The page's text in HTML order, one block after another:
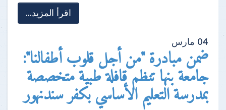
اقرأ المزيد...
04 مارس
ضمن مبادرة "من أجل قلوب أطفالنا":
جامعة بنها تنظم قافلة طبية متخصصة
بمدرسة التعليم الأساسي بكفر سندنهور